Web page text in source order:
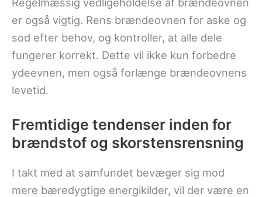
er også vigtig. Rens brændeovnen for aske og
sod efter behov, og kontroller, at alle dele
fungerer korrekt. Dette vil ikke kun forbedre
ydeevnen, men også forlænge brændeovnens
levetid.
Fremtidige tendenser inden for
brændstof og skorstensrensning
I takt med at samfundet bevæger sig mod
mere bæredygtige energikilder, vil der være en